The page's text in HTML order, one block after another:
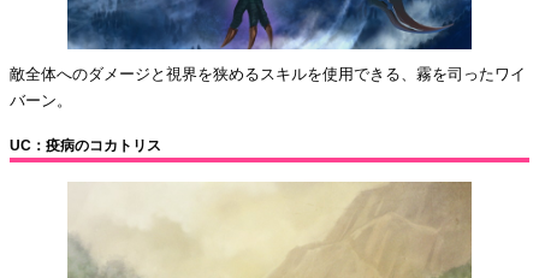
敵全体へのダメージと視界を狭めるスキルを使用できる、霧を司ったワイ
バーン。
UC：疫病のコカトリス